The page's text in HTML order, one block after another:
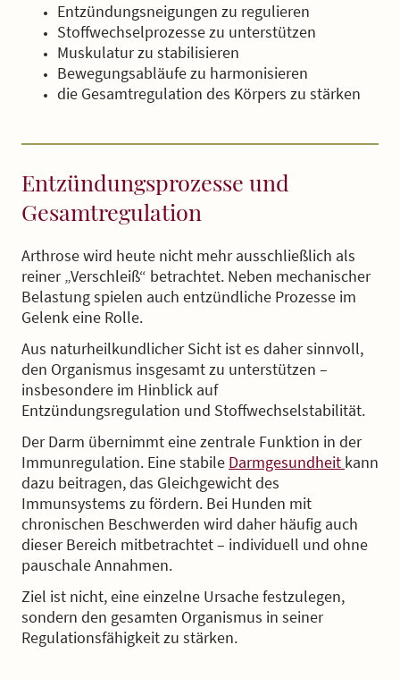
Entzündungsneigungen zu regulieren
Stoffwechselprozesse zu unterstützen
Muskulatur zu stabilisieren
Bewegungsabläufe zu harmonisieren
die Gesamtregulation des Körpers zu stärken
Entzündungsprozesse und
Gesamtregulation
Arthrose wird heute nicht mehr ausschließlich als
reiner „Verschleiß“ betrachtet. Neben mechanischer
Belastung spielen auch entzündliche Prozesse im
Gelenk eine Rolle.
Aus naturheilkundlicher Sicht ist es daher sinnvoll,
den Organismus insgesamt zu unterstützen –
insbesondere im Hinblick auf
Entzündungsregulation und Stoffwechselstabilität.
Der Darm übernimmt eine zentrale Funktion in der
Immunregulation. Eine stabile Darmgesundheit kann
dazu beitragen, das Gleichgewicht des
Immunsystems zu fördern. Bei Hunden mit
chronischen Beschwerden wird daher häufig auch
dieser Bereich mitbetrachtet – individuell und ohne
pauschale Annahmen.
Ziel ist nicht, eine einzelne Ursache festzulegen,
sondern den gesamten Organismus in seiner
Regulationsfähigkeit zu stärken.